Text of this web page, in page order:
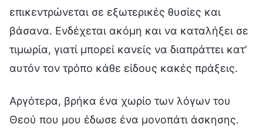
επικεντρώνεται σε εξωτερικές θυσίες και
βάσανα. Ενδέχεται ακόμη και να καταλήξει σε
τιμωρία, γιατί μπορεί κανείς να διαπράττει κατ’
αυτόν τον τρόπο κάθε είδους κακές πράξεις.
Αργότερα, βρήκα ένα χωρίο των λόγων του
Θεού που μου έδωσε ένα μονοπάτι άσκησης.